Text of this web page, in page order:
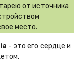
от источника
место.
- это его сердце и